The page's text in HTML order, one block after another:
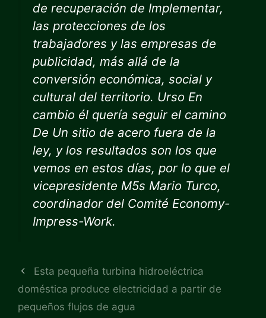
de recuperación de Implementar,
las protecciones de los
trabajadores y las empresas de
publicidad, más allá de la
conversión económica, social y
cultural del territorio. Urso En
cambio él quería seguir el camino
De Un sitio de acero fuera de la
ley, y los resultados son los que
vemos en estos días, por lo que el
vicepresidente M5s Mario Turco,
coordinador del Comité Economy-
Impress-Work.
Esta pequeña turbina hidroeléctrica
doméstica produce electricidad a partir de
pequeños flujos de agua